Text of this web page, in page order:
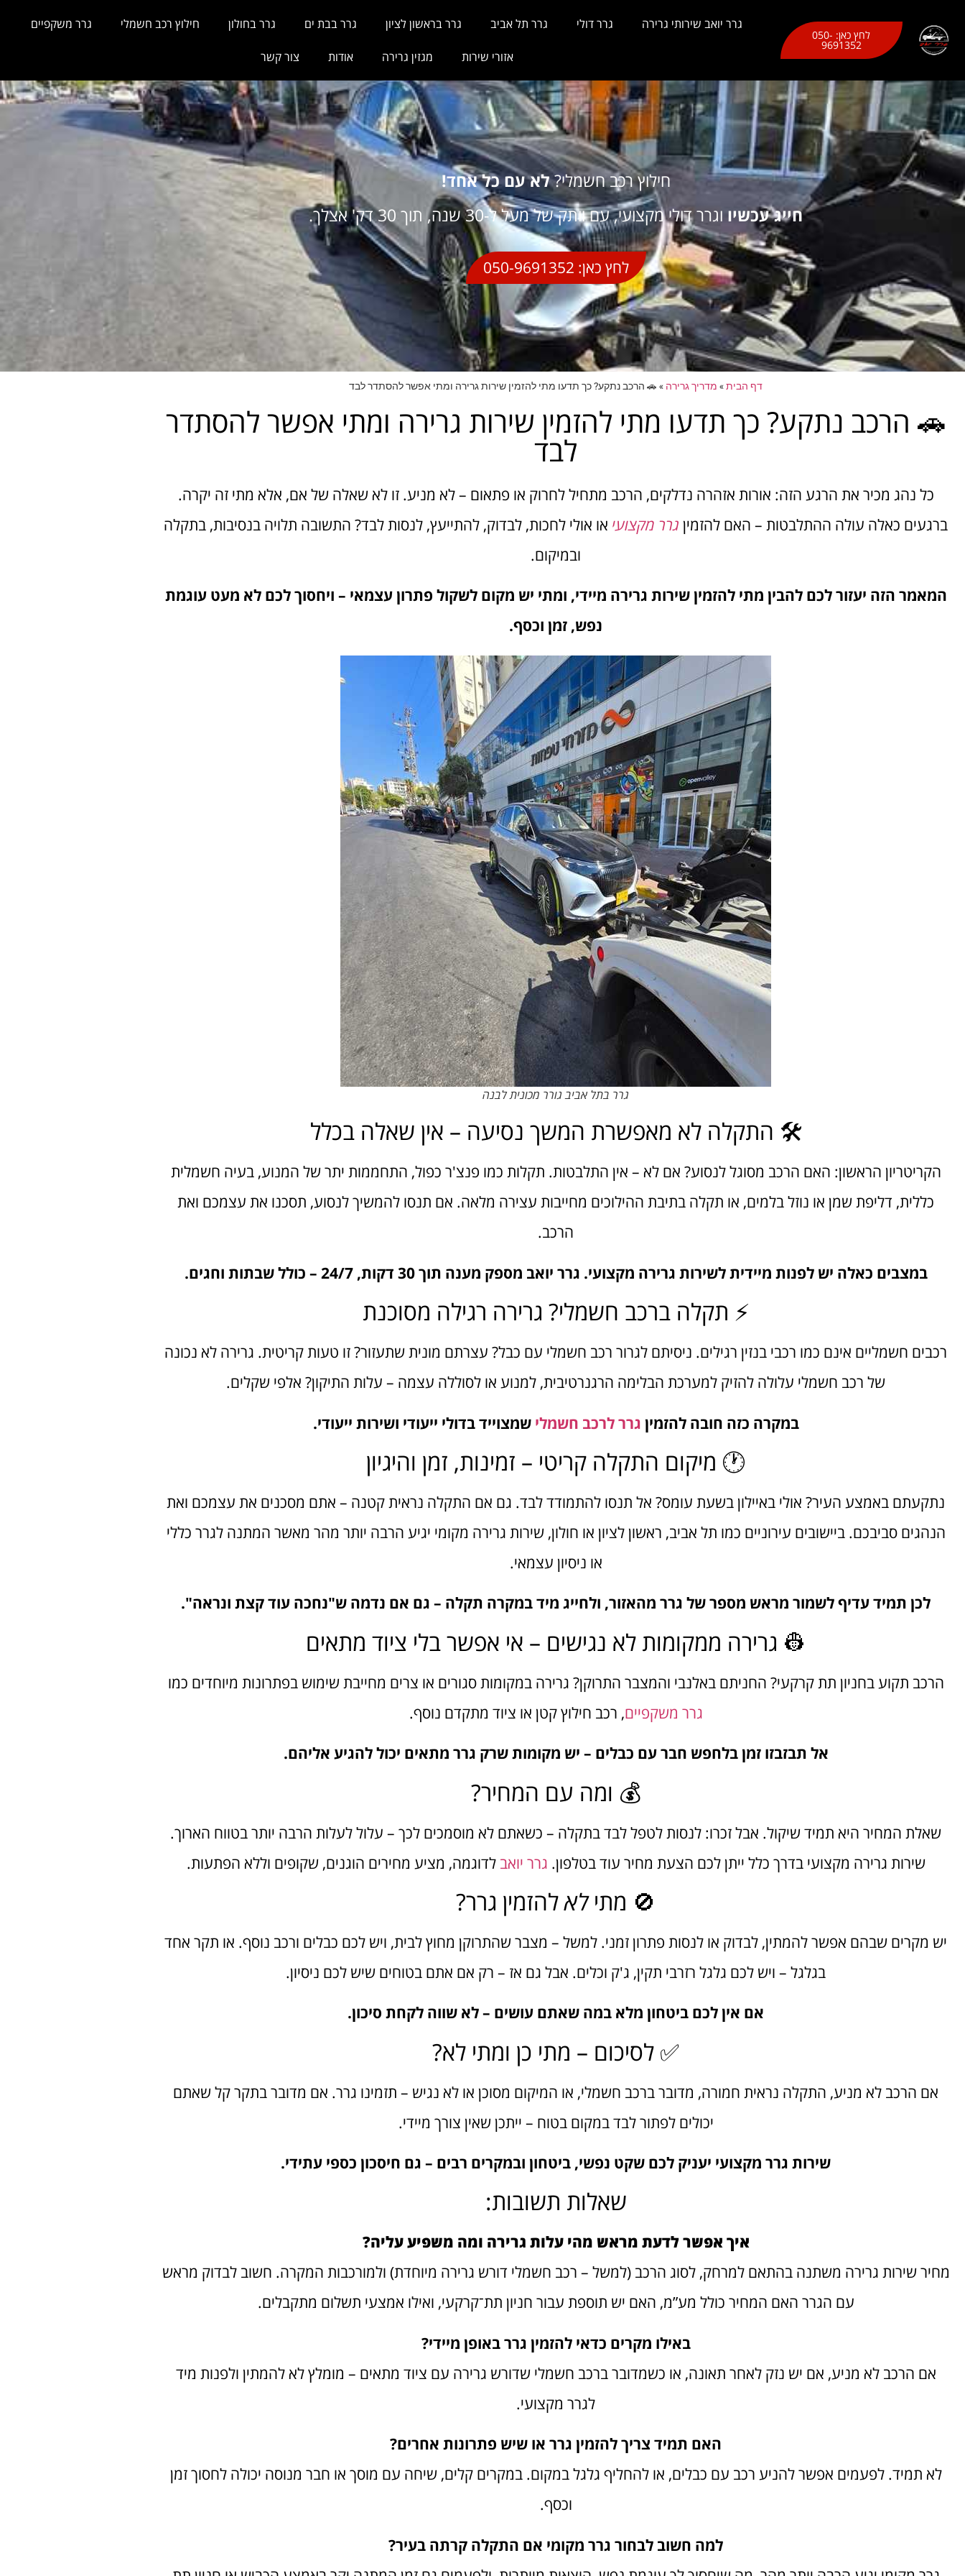
לחץ כאן: 050-
9691352
גרר יואב שירותי גרירה גרר דולי גרר תל אביב גרר בראשון לציון גרר בבת ים גרר בחולון חילוץ רכב חשמלי גרר משקפיים
אזורי שירות מגזין גרירה אודות צור קשר
חילוץ רכב חשמלי?לא עם כל אחד!
חייג עכשיו וגרר דולי מקצועי, עם וותק של מעל ל-30 שנה, תוך 30 דק' אצלך.
לחץ כאן: 050-9691352
דף הבית» מדריך גרירה » 🚗 הרכב נתקע? כך תדעו מתי להזמין שירות גרירה ומתי אפשר להסתדר לבד
🚗 הרכב נתקע? כך תדעו מתי להזמין שירות גרירה ומתי אפשר להסתדר
לבד
כל נהג מכיר את הרגע הזה: אורות אזהרה נדלקים, הרכב מתחיל לחרוק או פתאום – לא מניע. זו לא שאלה של אם, אלא מתי זה יקרה.
ברגעים כאלה עולה ההתלבטות – האם להזמין גרר מקצועי או אולי לחכות, לבדוק, להתייעץ, לנסות לבד? התשובה תלויה בנסיבות, בתקלה
ובמיקום.
המאמר הזה יעזור לכם להבין מתי להזמין שירות גרירה מיידי, ומתי יש מקום לשקול פתרון עצמאי – ויחסוך לכם לא מעט עוגמת
נפש, זמן וכסף.
גרר בתל אביב גורר מכונית לבנה
🛠️ התקלה לא מאפשרת המשך נסיעה – אין שאלה בכלל
הקריטריון הראשון: האם הרכב מסוגל לנסוע? אם לא – אין התלבטות. תקלות כמו פנצ'ר כפול, התחממות יתר של המנוע, בעיה חשמלית
כללית, דליפת שמן או נוזל בלמים, או תקלה בתיבת ההילוכים מחייבות עצירה מלאה. אם תנסו להמשיך לנסוע, תסכנו את עצמכם ואת
הרכב.
במצבים כאלה יש לפנות מיידית לשירות גרירה מקצועי. גרר יואב מספק מענה תוך 30 דקות, 24/7 – כולל שבתות וחגים.
⚡ תקלה ברכב חשמלי? גרירה רגילה מסוכנת
רכבים חשמליים אינם כמו רכבי בנזין רגילים. ניסיתם לגרור רכב חשמלי עם כבל? עצרתם מונית שתעזור? זו טעות קריטית. גרירה לא נכונה
של רכב חשמלי עלולה להזיק למערכת הבלימה הרגנרטיבית, למנוע או לסוללה עצמה – עלות התיקון? אלפי שקלים.
במקרה כזה חובה להזמין גרר לרכב חשמלי שמצוייד בדולי ייעודי ושירות ייעודי.
🕐 מיקום התקלה קריטי – זמינות, זמן והיגיון
נתקעתם באמצע העיר? אולי באיילון בשעת עומס? אל תנסו להתמודד לבד. גם אם התקלה נראית קטנה – אתם מסכנים את עצמכם ואת
הנהגים סביבכם. ביישובים עירוניים כמו תל אביב, ראשון לציון או חולון, שירות גרירה מקומי יגיע הרבה יותר מהר מאשר המתנה לגרר כללי
או ניסיון עצמאי.
לכן תמיד עדיף לשמור מראש מספר של גרר מהאזור, ולחייג מיד במקרה תקלה – גם אם נדמה ש"נחכה עוד קצת ונראה".
👷 גרירה ממקומות לא נגישים – אי אפשר בלי ציוד מתאים
הרכב תקוע בחניון תת קרקעי? החניתם באלנבי והמצבר התרוקן? גרירה במקומות סגורים או צרים מחייבת שימוש בפתרונות מיוחדים כמו
גרר משקפיים, רכב חילוץ קטן או ציוד מתקדם נוסף.
אל תבזבזו זמן בלחפש חבר עם כבלים – יש מקומות שרק גרר מתאים יכול להגיע אליהם.
💰 ומה עם המחיר?
שאלת המחיר היא תמיד שיקול. אבל זכרו: לנסות לטפל לבד בתקלה – כשאתם לא מוסמכים לכך – עלול לעלות הרבה יותר בטווח הארוך.
שירות גרירה מקצועי בדרך כלל ייתן לכם הצעת מחיר עוד בטלפון. גרר יואב לדוגמה, מציע מחירים הוגנים, שקופים וללא הפתעות.
🚫 מתילאלהזמין גרר?
יש מקרים שבהם אפשר להמתין, לבדוק או לנסות פתרון זמני. למשל – מצבר שהתרוקן מחוץ לבית, ויש לכם כבלים ורכב נוסף. או תקר אחד
בגלגל – ויש לכם גלגל רזרבי תקין, ג'ק וכלים. אבל גם אז – רק אם אתם בטוחים שיש לכם ניסיון.
אם אין לכם ביטחון מלא במה שאתם עושים – לא שווה לקחת סיכון.
✅ לסיכום – מתי כן ומתי לא?
אם הרכב לא מניע, התקלה נראית חמורה, מדובר ברכב חשמלי, או המיקום מסוכן או לא נגיש – תזמינו גרר. אם מדובר בתקר קל שאתם
יכולים לפתור לבד במקום בטוח – ייתכן שאין צורך מיידי.
שירות גרר מקצועי יעניק לכם שקט נפשי, ביטחון ובמקרים רבים – גם חיסכון כספי עתידי.
שאלות תשובות:
איך אפשר לדעת מראש מהי עלות גרירה ומה משפיע עליה?
מחיר שירות גרירה משתנה בהתאם למרחק, לסוג הרכב (למשל – רכב חשמלי דורש גרירה מיוחדת) ולמורכבות המקרה. חשוב לבדוק מראש
עם הגרר האם המחיר כולל מע”מ, האם יש תוספת עבור חניון תת־קרקעי, ואילו אמצעי תשלום מתקבלים.
באילו מקרים כדאי להזמין גרר באופן מיידי?
אם הרכב לא מניע, אם יש נזק לאחר תאונה, או כשמדובר ברכב חשמלי שדורש גרירה עם ציוד מתאים – מומלץ לא להמתין ולפנות מיד
לגרר מקצועי.
האם תמיד צריך להזמין גרר או שיש פתרונות אחרים?
לא תמיד. לפעמים אפשר להניע רכב עם כבלים, או להחליף גלגל במקום. במקרים קלים, שיחה עם מוסך או חבר מנוסה יכולה לחסוך זמן
וכסף.
למה חשוב לבחור גרר מקומי אם התקלה קרתה בעיר?